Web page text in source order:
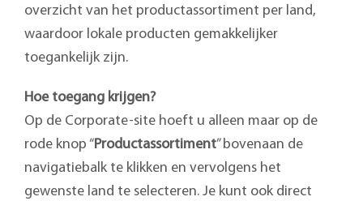
overzicht van het productassortiment per land,
waardoor lokale producten gemakkelijker
toegankelijk zijn.
Hoe toegang krijgen?
Op de Corporate-site hoeft u alleen maar op de
rode knop “Productassortiment” bovenaan de
navigatiebalk te klikken en vervolgens het
gewenste land te selecteren. Je kunt ook direct